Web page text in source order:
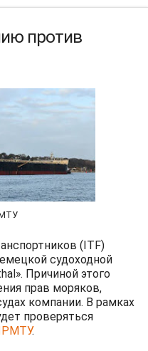
против
(ITF)
судоходной
Причиной этого
прав моряков,
компании. В рамках
проверяться
.